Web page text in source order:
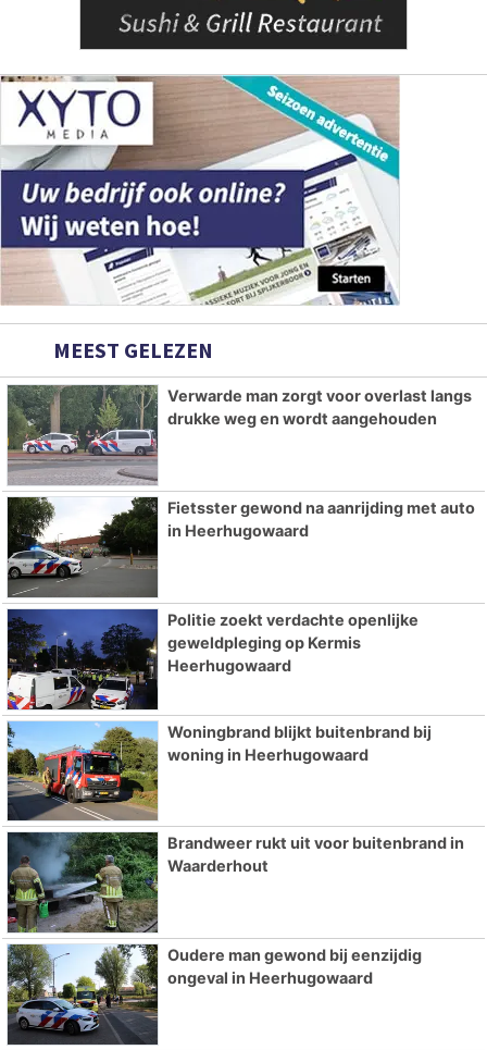
MEEST GELEZEN
Verwarde man zorgt voor overlast langs
drukke weg en wordt aangehouden
Fietsster gewond na aanrijding met auto
in Heerhugowaard
Politie zoekt verdachte openlijke
geweldpleging op Kermis
Heerhugowaard
Woningbrand blijkt buitenbrand bij
woning in Heerhugowaard
Brandweer rukt uit voor buitenbrand in
Waarderhout
Oudere man gewond bij eenzijdig
ongeval in Heerhugowaard